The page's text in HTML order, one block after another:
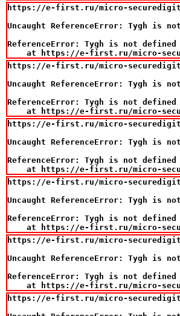
https://e-first.ru/micro-securedigital-
Uncaught ReferenceError: Tygh is
ReferenceError: Tygh is not defined
at https://e-first.ru/micro-
https://e-first.ru/micro-securedigital-
Uncaught ReferenceError: Tygh is
ReferenceError: Tygh is not defined
at https://e-first.ru/micro-
https://e-first.ru/micro-securedigital-
Uncaught ReferenceError: Tygh is
ReferenceError: Tygh is not defined
at https://e-first.ru/micro-
https://e-first.ru/micro-securedigital-
Uncaught ReferenceError: Tygh is
ReferenceError: Tygh is not defined
at https://e-first.ru/micro-
https://e-first.ru/micro-securedigital-
Uncaught ReferenceError: Tygh is
ReferenceError: Tygh is not defined
at https://e-first.ru/micro-
https://e-first.ru/micro-securedigital-